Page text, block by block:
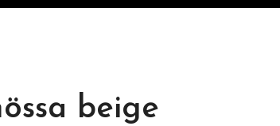
beige